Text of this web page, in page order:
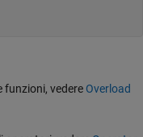
funzioni, vedere Overload